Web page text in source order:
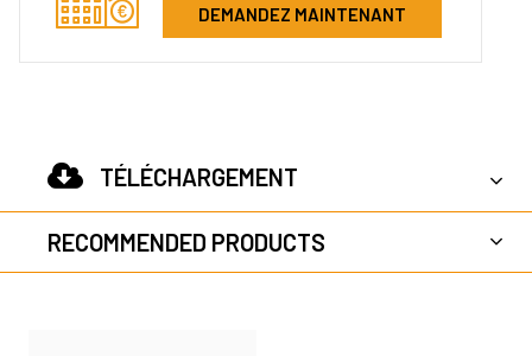
DEMANDEZ MAINTENANT
TÉLÉCHARGEMENT
RECOMMENDED PRODUCTS